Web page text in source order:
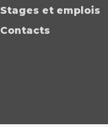
Stages et emplois
Contacts